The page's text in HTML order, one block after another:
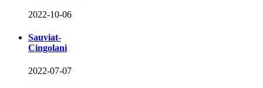
2022-10-06
Sauviat-
Cingolani
2022-07-07